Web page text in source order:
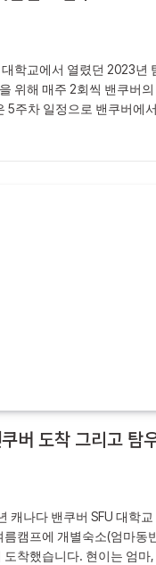
학교에서 열렸던 2023년
위해 매주 2회씩 밴쿠버
5주차 일정으로 밴쿠버에
버 도착 그리고 탐
캐나다 밴쿠버 SFU 대학
름캠프에 개별숙소(엄마동
도착했습니다. 현이는 엄마